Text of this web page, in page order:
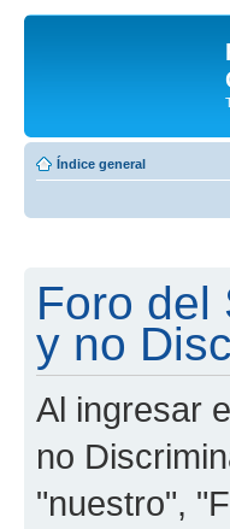
Índice general
Foro del
y no
Al ingresar
no
"nuestro",